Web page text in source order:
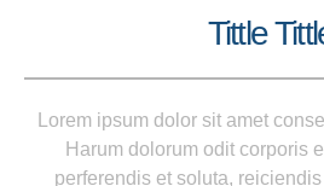
Tittle
Lorem ipsum dolor sit amet
Harum dolorum odit corporis
perferendis et soluta,